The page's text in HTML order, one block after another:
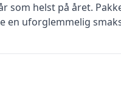
som helst på året.
uforglemmelig